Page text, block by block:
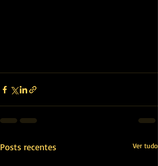
Posts recentes Ver tudo